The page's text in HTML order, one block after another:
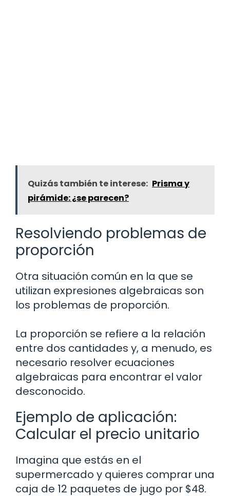
Quizás también te interese: Prisma y
pirámide: ¿se parecen?
Resolviendo problemas de
proporción
Otra situación común en la que se
utilizan expresiones algebraicas son
los problemas de proporción.
La proporción se refiere a la relación
entre dos cantidades y, a menudo, es
necesario resolver ecuaciones
algebraicas para encontrar el valor
desconocido.
Ejemplo de aplicación:
Calcular el precio unitario
Imagina que estás en el
supermercado y quieres comprar una
caja de 12 paquetes de jugo por $48.